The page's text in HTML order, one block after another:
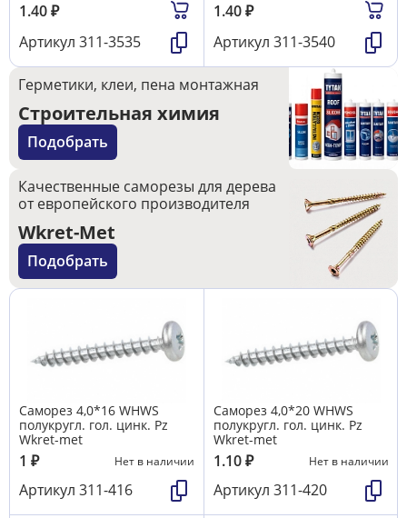
1.40₽
Артикул 311-3535
1.40₽
Артикул 311-3540
Герметики, клеи, пена монтажная
Строительная химия
Подобрать
Качественные саморезы для дерева
от европейского производителя
Wkret-Met
Подобрать
Саморез 4,0*16 WHWS
полукругл. гол. цинк. Pz
Wkret-met
1 ₽ Нет в наличии
Артикул 311-416
Саморез 4,0*20 WHWS
полукругл. гол. цинк. Pz
Wkret-met
1.10₽ Нет в наличии
Артикул 311-420